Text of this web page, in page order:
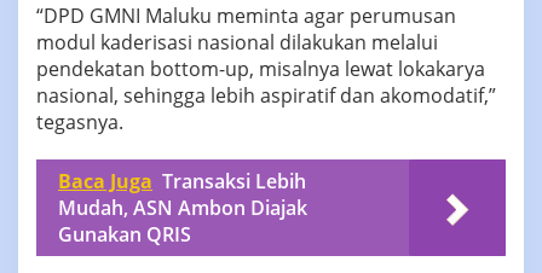
“DPD GMNI Maluku meminta agar perumusan
modul kaderisasi nasional dilakukan melalui
pendekatan bottom-up, misalnya lewat lokakarya
nasional, sehingga lebih aspiratif dan akomodatif,”
tegasnya.
Baca Juga Transaksi Lebih
Mudah, ASN Ambon Diajak
Gunakan QRIS